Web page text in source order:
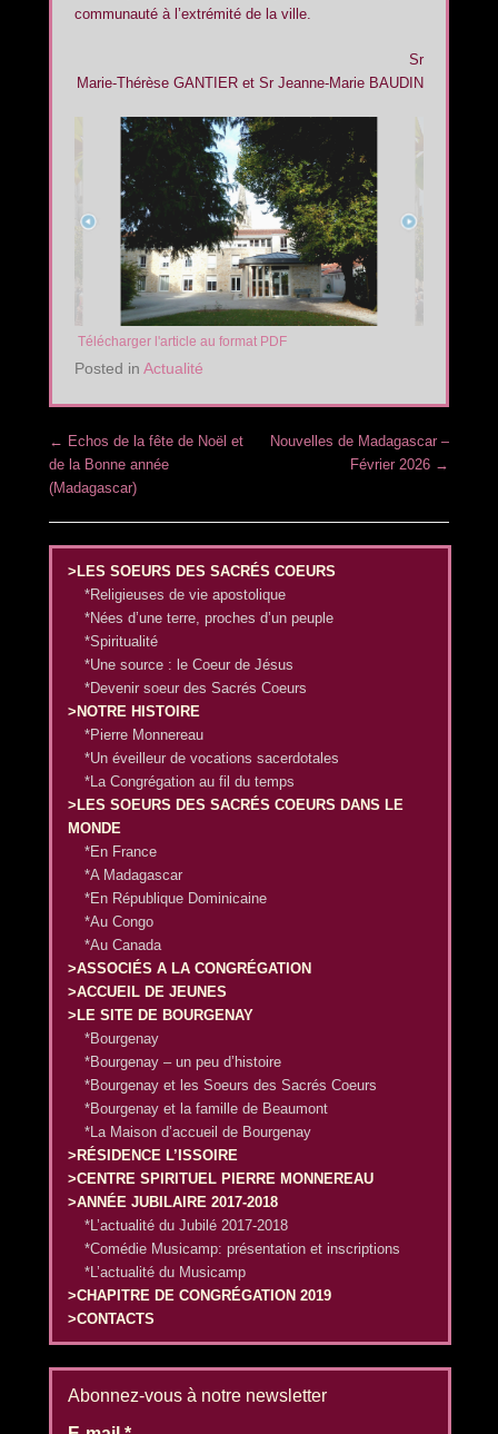
communauté à l’extrémité de la ville.
Sr
Marie-Thérèse GANTIER et Sr Jeanne-Marie BAUDIN
Télécharger l'article au format PDF
Posted in Actualité
Post navigation
← Echos de la fête de Noël et
de la Bonne année
(Madagascar)
Nouvelles de Madagascar –
Février 2026 →
>LES SOEURS DES SACRÉS COEURS
*Religieuses de vie apostolique
*Nées d’une terre, proches d’un peuple
*Spiritualité
*Une source : le Coeur de Jésus
*Devenir soeur des Sacrés Coeurs
>NOTRE HISTOIRE
*Pierre Monnereau
*Un éveilleur de vocations sacerdotales
*La Congrégation au fil du temps
>LES SOEURS DES SACRÉS COEURS DANS LE
MONDE
*En France
*A Madagascar
*En République Dominicaine
*Au Congo
*Au Canada
>ASSOCIÉS A LA CONGRÉGATION
>ACCUEIL DE JEUNES
>LE SITE DE BOURGENAY
*Bourgenay
*Bourgenay – un peu d’histoire
*Bourgenay et les Soeurs des Sacrés Coeurs
*Bourgenay et la famille de Beaumont
*La Maison d’accueil de Bourgenay
>RÉSIDENCE L’ISSOIRE
>CENTRE SPIRITUEL PIERRE MONNEREAU
>ANNÉE JUBILAIRE 2017-2018
*L’actualité du Jubilé 2017-2018
*Comédie Musicamp: présentation et inscriptions
*L’actualité du Musicamp
>CHAPITRE DE CONGRÉGATION 2019
>CONTACTS
Abonnez-vous à notre newsletter